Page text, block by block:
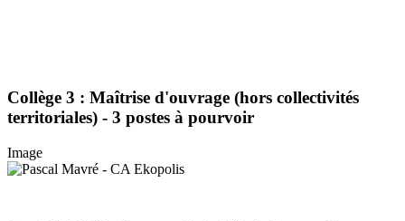
Collège 3 : Maîtrise d'ouvrage (hors collectivités
territoriales) - 3 postes à pourvoir
Image